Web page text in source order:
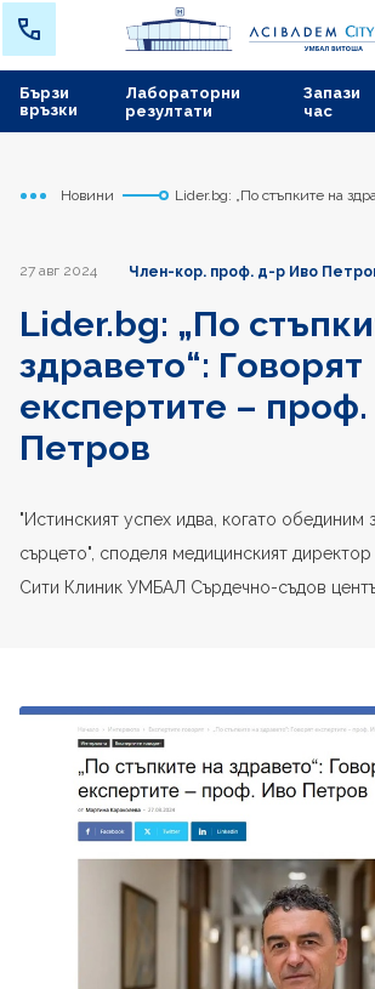
Лабораторни
резултати
Запази
час
Бързи
връзки
Начало
Сърдечно съдов център
Новини
Lider.bg: „По стъпките на
27 авг 2024 Член-кор. проф. д-р Иво
Lider.bg: „По
здравето“: Говорят
експертите –
Петров
"Истинският успех идва, когато обединим
сърцето", споделя медицинският
Сити Клиник УМБАЛ Сърдечно-съдов